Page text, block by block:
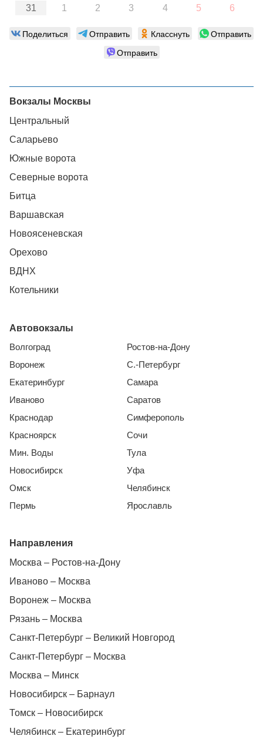
31
1 2 3 4 5 6
Поделиться Отправить Класснуть
Отправить
Отправить
Вокзалы Москвы
Центральный
Саларьево
Южные ворота
Северные ворота
Битца
Варшавская
Новоясеневская
Орехово
ВДНХ
Котельники
Автовокзалы
Волгоград
Воронеж
Екатеринбург
Иваново
Краснодар
Красноярск
Мин. Воды
Новосибирск
Омск
Пермь
Ростов-на-Дону
С.-Петербург
Самара
Саратов
Симферополь
Сочи
Тула
Уфа
Челябинск
Ярославль
Направления
Москва – Ростов-на-Дону
Иваново – Москва
Воронеж – Москва
Рязань – Москва
Санкт-Петербург – Великий Новгород
Санкт-Петербург – Москва
Москва – Минск
Новосибирск – Барнаул
Томск – Новосибирск
Челябинск – Екатеринбург